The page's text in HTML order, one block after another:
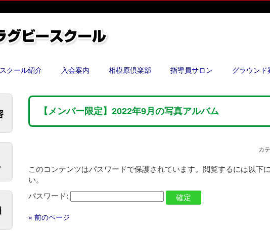
スクール紹介 入会案内 相模原倶楽部 指導員サロン グラウンド
【メンバー限定】2022年9月の写真アルバム
カ
このコンテンツはパスワードで保護されています。閲覧するには以下
い。
パスワード:
« 前のページ